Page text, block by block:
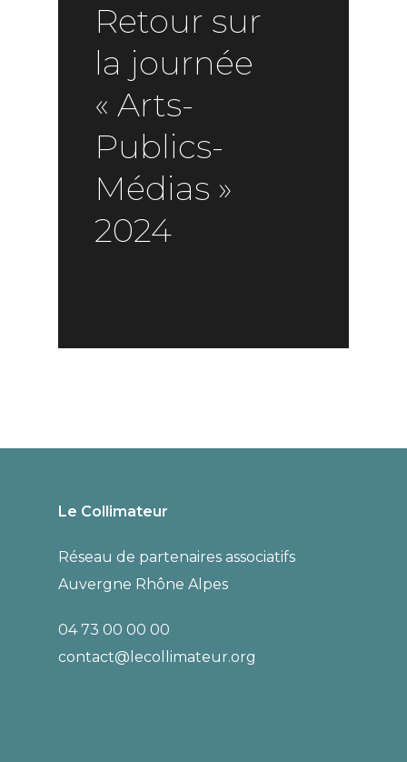
Retour sur
la journée
« Arts-
Publics-
Médias »
2024
Actualités
Cinéma et
Éducation
2025
Actualités
films :
Rencontres
Amateur
Le Collimateur
Réseau de partenaires associatifs
Auvergne Rhône Alpes
04 73 00 00 00
contact@lecollimateur.org